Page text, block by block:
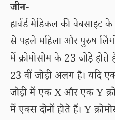
जीन-
हार्वर्ड मेडिकल की वेबसाइट
से पहले महिला और पुरुष लिंगों
में क्रोमोसोम के 23 जोड़े
23 वीं जोड़ी अलग है। यदि
जोड़ी में एक X और एक Y
में एक्स दोनों होते हैं। Y